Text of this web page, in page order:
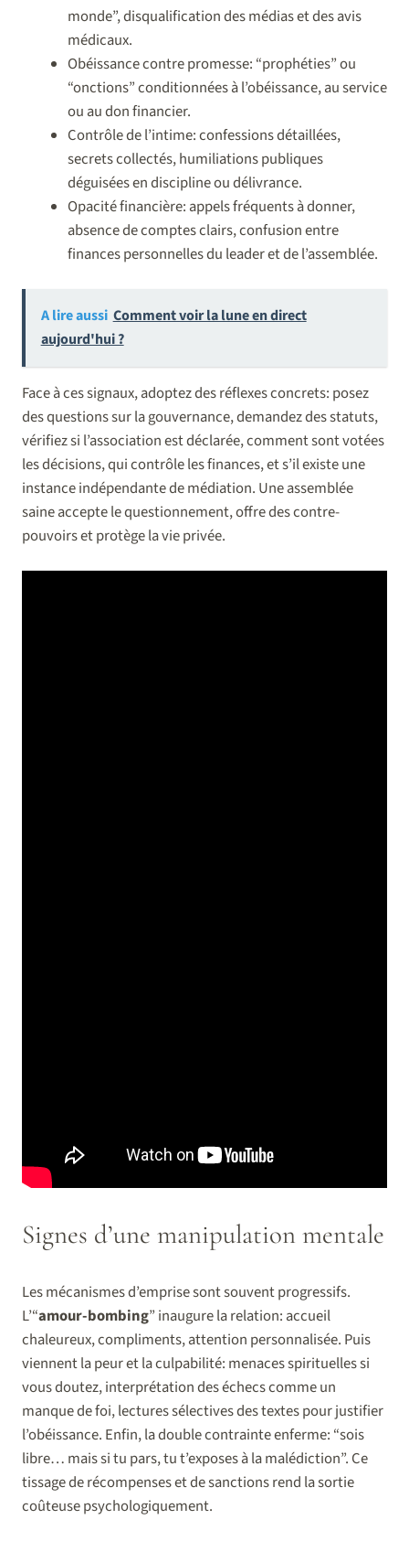
monde”, disqualification des médias et des avis
médicaux.
Obéissance contre promesse: “prophéties” ou
“onctions” conditionnées à l’obéissance, au service
ou au don financier.
Contrôle de l’intime: confessions détaillées,
secrets collectés, humiliations publiques
déguisées en discipline ou délivrance.
Opacité financière: appels fréquents à donner,
absence de comptes clairs, confusion entre
finances personnelles du leader et de l’assemblée.
A lire aussi Comment voir la lune en direct
aujourd'hui ?
Face à ces signaux, adoptez des réflexes concrets: posez
des questions sur la gouvernance, demandez des statuts,
vérifiez si l’association est déclarée, comment sont votées
les décisions, qui contrôle les finances, et s’il existe une
instance indépendante de médiation. Une assemblée
saine accepte le questionnement, offre des contre-
pouvoirs et protège la vie privée.
Signes d’une manipulation mentale
Les mécanismes d’emprise sont souvent progressifs.
L’“amour-bombing” inaugure la relation: accueil
chaleureux, compliments, attention personnalisée. Puis
viennent la peur et la culpabilité: menaces spirituelles si
vous doutez, interprétation des échecs comme un
manque de foi, lectures sélectives des textes pour justifier
l’obéissance. Enfin, la double contrainte enferme: “sois
libre… mais si tu pars, tu t’exposes à la malédiction”. Ce
tissage de récompenses et de sanctions rend la sortie
coûteuse psychologiquement.